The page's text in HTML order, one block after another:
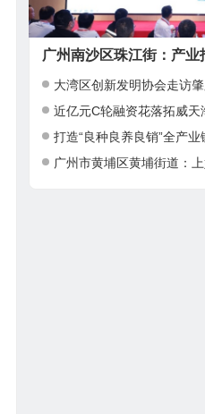
大湾区创新发明协会走访
近亿元C轮融资花落拓威天海｜“数
打造“良种良养良销”全产业链！广州最
广州市黄埔区黄埔街道：上好安